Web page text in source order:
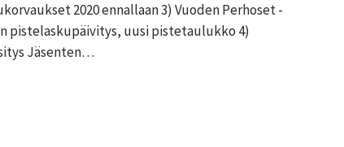
2020 ennallaan 3) Vuoden Perhoset -
pistelaskupäivitys, uusi pistetaulukko 4)
Jäsenten…